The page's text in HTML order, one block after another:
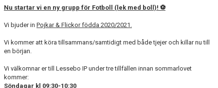
Nu startar vi en ny grupp för Fotboll (lek med boll)! ⚽️
Vi bjuder in Pojkar & Flickor födda 2020/2021.
Vi kommer att köra tillsammans/samtidigt med både tjejer och killar nu till
en början.
Vi välkomnar er till Lessebo IP under tre tillfällen innan sommarlovet
kommer:
Söndagar kl 09:30-10:30